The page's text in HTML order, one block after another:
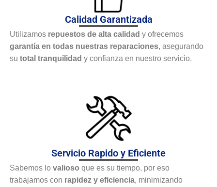
Calidad Garantizada
Utilizamos repuestos de alta calidad y ofrecemos
garantía en todas nuestras reparaciones, asegurando
su total tranquilidad y confianza en nuestro servicio.
Servicio Rapido y Eficiente
Sabemos lo valioso que es su tiempo, por eso
trabajamos con rapidez y eficiencia, minimizando